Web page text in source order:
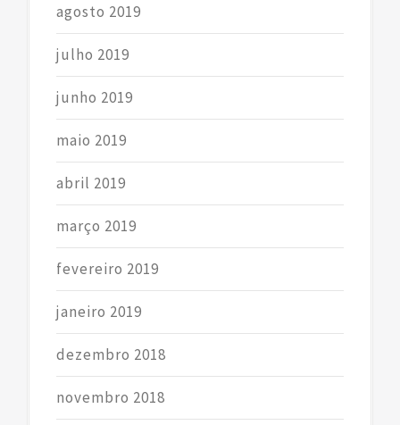
agosto 2019
julho 2019
junho 2019
maio 2019
abril 2019
março 2019
fevereiro 2019
janeiro 2019
dezembro 2018
novembro 2018